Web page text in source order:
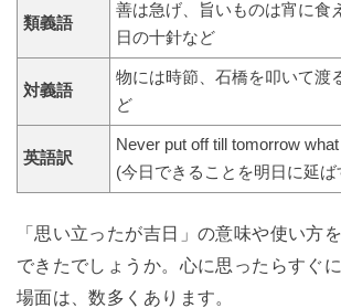
類義語
善は急げ、旨いものは宵に食
日の十針など
対義語
物には時節、石橋を叩いて渡
ど
英語訳
Never put off till tomorrow
(今日できることを明日に延ば
「思い立ったが吉日」の意味や使い方
できたでしょうか。心に思ったらすぐ
場面は、数多くあります。